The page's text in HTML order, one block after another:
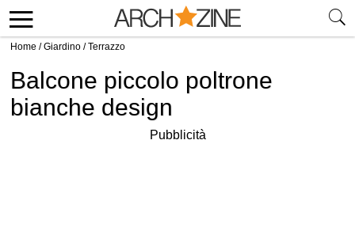
Home /Giardino /Terrazzo
Balcone piccolo poltrone
bianche design
Pubblicità